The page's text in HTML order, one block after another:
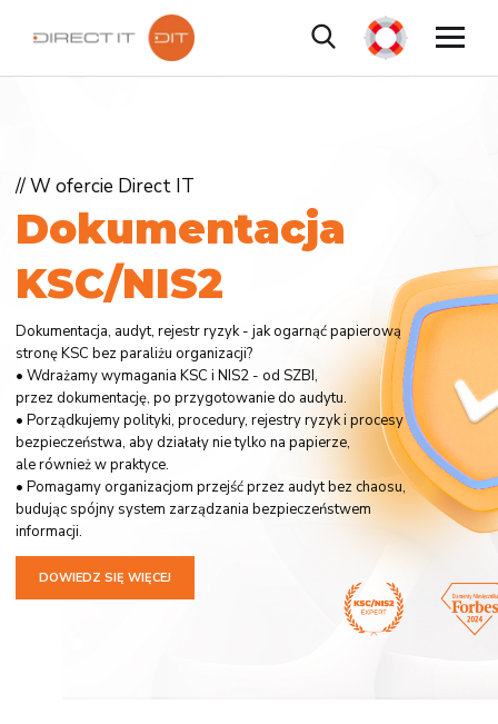
Dokumentacja
KSC/NIS2
Dokumentacja, audyt, rejestr ryzyk - jak ogarnąć papierową
stronę KSC bez paraliżu organizacji?
• Wdrażamy wymagania KSC i NIS2 - od SZBI,
przez dokumentację, po przygotowanie do audytu.
• Porządkujemy polityki, procedury, rejestry ryzyk i procesy
bezpieczeństwa, aby działały nie tylko na papierze,
ale również w praktyce.
• Pomagamy organizacjom przejść przez audyt bez chaosu,
budując spójny system zarządzania bezpieczeństwem
informacji.
// W ofercie Direct IT
DOWIEDZ SIĘ WIĘCEJ